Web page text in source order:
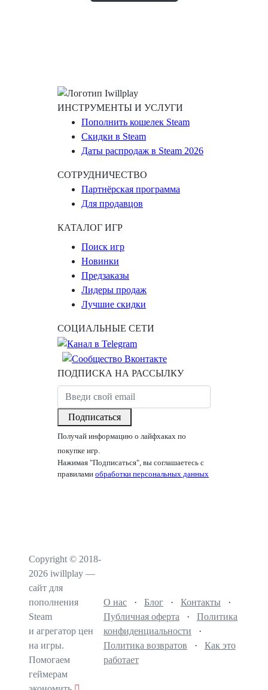
ИНСТРУМЕНТЫ И УСЛУГИ
Пополнить кошелек Steam
Скидки в Steam
Даты распродаж в Steam 2026
СОТРУДНИЧЕСТВО
Партнёрская программа
Для продавцов
КАТАЛОГ ИГР
Поиск игр
Новинки
Предзаказы
Лидеры продаж
Лучшие скидки
СОЦИАЛЬНЫЕ СЕТИ
ПОДПИСКА НА РАССЫЛКУ
Подписаться
Получай информацию о лайфхаках по
покупке игр.
Нажимая "Подписаться", вы соглашаетесь с
правилами обработки персональных данных
Copyright © 2018-
2026 iwillplay —
сайт для
пополнения
Steam
и агрегатор цен
на игры.
Помогаем
геймерам
О нас · Блог · Контакты ·
Публичная оферта · Политика
конфиденциальности ·
Политика возвратов · Как это
работает